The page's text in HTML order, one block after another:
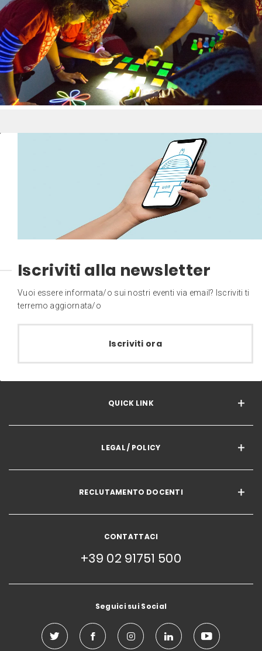
Iscriviti alla newsletter
Vuoi essere informata/o sui nostri eventi via email? Iscriviti ti
terremo aggiornata/o
Iscriviti ora
QUICK LINK
LEGAL / POLICY
RECLUTAMENTO DOCENTI
CONTATTACI
+39 02 91751 500
Seguici sui Social